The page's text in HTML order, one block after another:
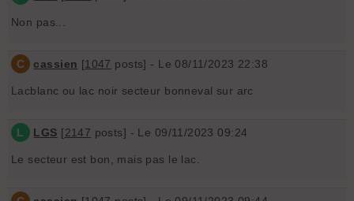
Non pas...
C cassien [1047 posts] - Le 08/11/2023 22:38
Lacblanc ou lac noir secteur bonneval sur arc
L LGS [2147 posts] - Le 09/11/2023 09:24
Le secteur est bon, mais pas le lac.